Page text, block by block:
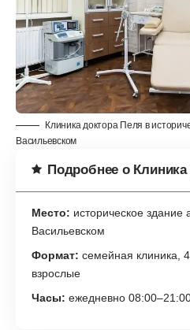
Клиника доктора Пеля в
Васильевском
Подробнее о
Место: историческое здание
Васильевском
Формат: семейная клиника,
взрослые
Часы: ежедневно